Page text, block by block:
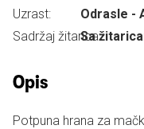
Uzrast:
Odrasle -
Sadržaj žitarica:
Sa
Opis
Potpuna hrana za